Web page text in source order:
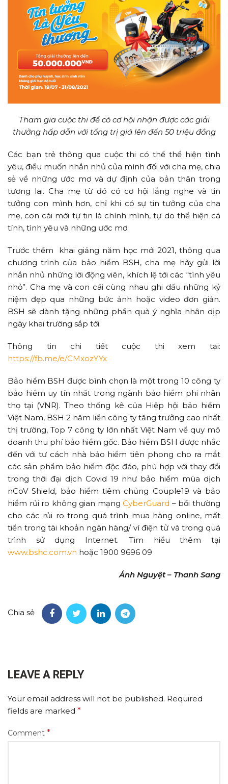
Tham gia cuộc thi để có cơ hội nhận được các giải
thưởng hấp dẫn với tổng trị giá lên đến 50 triệu đồng
Các bạn trẻ thông qua cuộc thi có thể thể hiện tình
yêu, điều muốn nhắn nhủ của mình đối với cha mẹ, chia
sẻ về những ước mơ và dự định của bản thân trong
tương lai. Cha mẹ từ đó có cơ hội lắng nghe và tin
tưởng con mình hơn, chỉ khi có sự tin tưởng của cha
mẹ, con cái mới tự tin là chính mình, tự do thể hiện cá
tính, tình yêu và những ước mơ.
Trước thềm khai giảng năm học mới 2021, thông qua
chương trình của bảo hiểm BSH, cha mẹ hãy gửi lời
nhắn nhủ những lời động viên, khích lệ tới các “tình yêu
nhỏ”. Cha mẹ và con cái cùng nhau ghi dấu những kỷ
niệm đẹp qua những bức ảnh hoặc video đơn giản.
BSH sẽ dành tặng những phần quà ý nghĩa nhân dịp
ngày khai trường sắp tới.
Thông tin chi tiết cuộc thi xem tại:
https://fb.me/e/CMxozYYx
Bảo hiểm BSH được bình chọn là một trong 10 công ty
bảo hiểm uy tín nhất trong ngành bảo hiểm phi nhân
thọ tại (VNR). Theo thống kê của Hiệp hội bảo hiểm
Việt Nam, BSH 2 năm liền công ty tăng trưởng cao nhất
thị trường, Top 7 công ty lớn nhất Việt Nam về quy mô
doanh thu phí bảo hiểm gốc. Bảo hiểm BSH được nhắc
đến với tư cách nhà bảo hiểm tiên phong cho ra mắt
các sản phẩm bảo hiểm độc đáo, phù hợp với thay đổi
trong thời đại dịch Covid 19 như bảo hiểm mùa dịch
nCoV Shield, bảo hiểm tiêm chủng Couple19 và bảo
hiểm rủi ro không gian mạngCyberGuard – bồi thường
cho các rủi ro trong quá trình mua hàng online, mất
tiền trong tài khoản ngân hàng/ ví điện tử và trong quá
trình sử dụng Internet. Tìm hiểu thêm tại
www.bshc.com.vn hoặc 1900 9696 09
Ánh Nguyệt – Thanh Sang
Chia sẻ
LEAVE A REPLY
Your email address will not be published. Required
fields are marked *
Comment *